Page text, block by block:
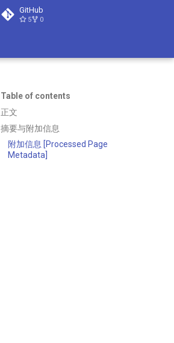
GitHub
5 0
Table of contents
正文
摘要与附加信息
附加信息 [Processed Page
Metadata]